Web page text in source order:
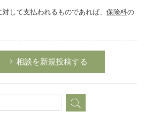
して支払われるものであれば、 保険料の
相談を新規投稿する